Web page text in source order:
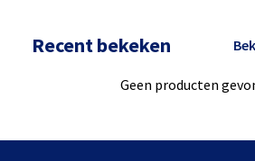
Recent bekeken
Geen producten